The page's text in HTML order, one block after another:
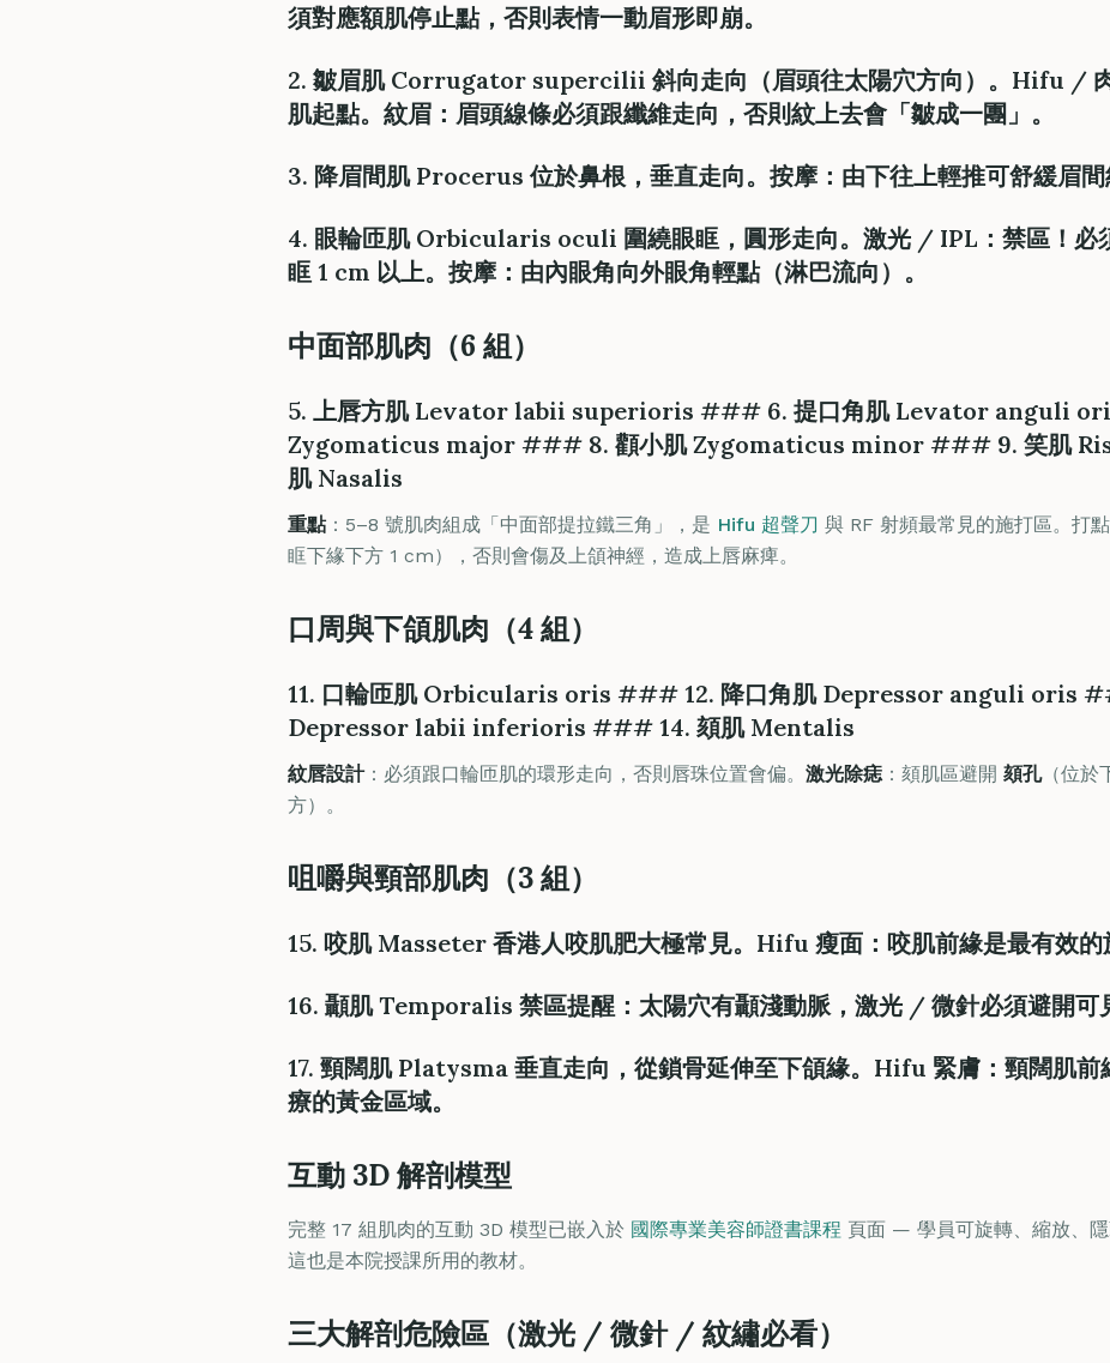
須對應額肌停止點，否則表情一動眉形即崩。
2. 皺眉肌 Corrugator supercilii 斜向走向（眉頭往太陽穴方向）。 Hifu /
肌起點。 紋眉 ：眉頭線條必須跟纖維走向，否則紋上去會「皺成一團」。
3. 降眉間肌 Procerus 位於鼻根，垂直走向。 按摩 ：由下往上輕推可舒緩眉間
4. 眼輪匝肌 Orbicularis oculi 圍繞眼眶， 圓形走向。 激光 / IPL ：禁區！
眶 1 cm 以上。 按摩 ：由內眼角向外眼角輕點（淋巴流向）。
中面部肌肉（6 組）
5. 上唇方肌 Levator labii superioris ### 6. 提口角肌 Levator anguli
Zygomaticus major ### 8. 顴小肌 Zygomaticus minor ### 9. 笑肌
肌 Nasalis
重點：5–8 號肌肉組成「中面部提拉鐵三角」，是 Hifu 超聲刀 與 RF 射頻最常見的施打區。打
眶下緣下方 1 cm），否則會傷及上頜神經，造成上唇麻痺。
口周與下頜肌肉（4 組）
11. 口輪匝肌 Orbicularis oris ### 12. 降口角肌 Depressor anguli oris
Depressor labii inferioris ### 14. 頦肌 Mentalis
紋唇設計：必須跟口輪匝肌的環形走向，否則唇珠位置會偏。 激光除痣：頦肌區避開 頦孔（位於
方）。
咀嚼與頸部肌肉（3 組）
15. 咬肌 Masseter 香港人咬肌肥大極常見。 Hifu 瘦面 ：咬肌前緣是最有效的
16. 顳肌 Temporalis 禁區提醒 ：太陽穴有顳淺動脈，激光 / 微針必須避開可
17. 頸闊肌 Platysma 垂直走向，從鎖骨延伸至下頜緣。 Hifu 緊膚 ：頸闊肌
療的黃金區域。
互動 3D 解剖模型
完整 17 組肌肉的互動 3D 模型已嵌入於 國際專業美容師證書課程 頁面 — 學員可旋轉、縮放、隱
這也是本院授課所用的教材。
三大解剖危險區（激光 / 微針 / 紋繡必看）